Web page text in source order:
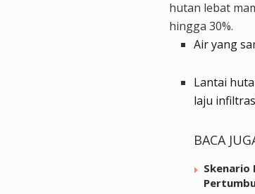
hutan lebat
hingga 30%.
Air yang
Lantai
laju
BACA
Skenario